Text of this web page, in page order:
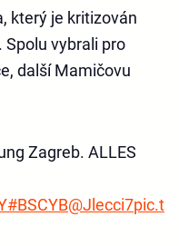
který je kritizován
vybrali pro
další Mamičovu
Zagreb. ALLES
#BSCYB@Jlecci7pic.t